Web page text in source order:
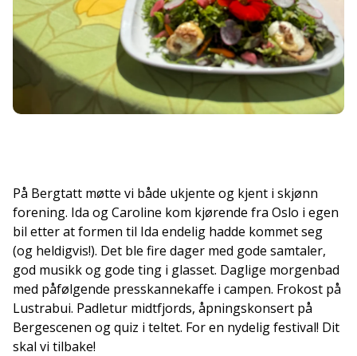
På Bergtatt møtte vi både ukjente og kjent i skjønn
forening. Ida og Caroline kom kjørende fra Oslo i egen
bil etter at formen til Ida endelig hadde kommet seg
(og heldigvis!). Det ble fire dager med gode samtaler,
god musikk og gode ting i glasset. Daglige morgenbad
med påfølgende presskannekaffe i campen. Frokost på
Lustrabui. Padletur midtfjords, åpningskonsert på
Bergescenen og quiz i teltet. For en nydelig festival! Dit
skal vi tilbake!